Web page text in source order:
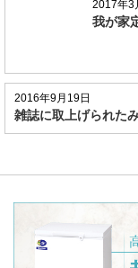
2017年3
我が家
2016年9月19日
雑誌に取上げられた